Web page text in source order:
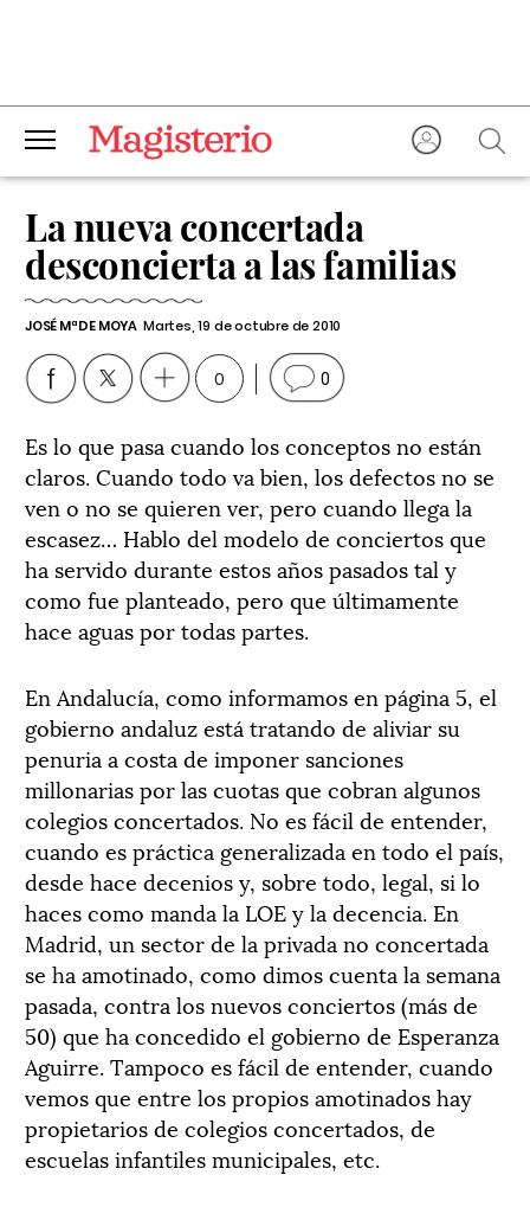
La nueva concertada
desconcierta a las familias
JOSÉ Mª DE MOYA Martes, 19 de octubre de 2010
0 0
Es lo que pasa cuando los conceptos no están
claros. Cuando todo va bien, los defectos no se
ven o no se quieren ver, pero cuando llega la
escasez… Hablo del modelo de conciertos que
ha servido durante estos años pasados tal y
como fue planteado, pero que últimamente
hace aguas por todas partes.
En Andalucía, como informamos en página 5, el
gobierno andaluz está tratando de aliviar su
penuria a costa de imponer sanciones
millonarias por las cuotas que cobran algunos
colegios concertados. No es fácil de entender,
cuando es práctica generalizada en todo el país,
desde hace decenios y, sobre todo, legal, si lo
haces como manda la LOE y la decencia. En
Madrid, un sector de la privada no concertada
se ha amotinado, como dimos cuenta la semana
pasada, contra los nuevos conciertos (más de
50) que ha concedido el gobierno de Esperanza
Aguirre. Tampoco es fácil de entender, cuando
vemos que entre los propios amotinados hay
propietarios de colegios concertados, de
escuelas infantiles municipales, etc.